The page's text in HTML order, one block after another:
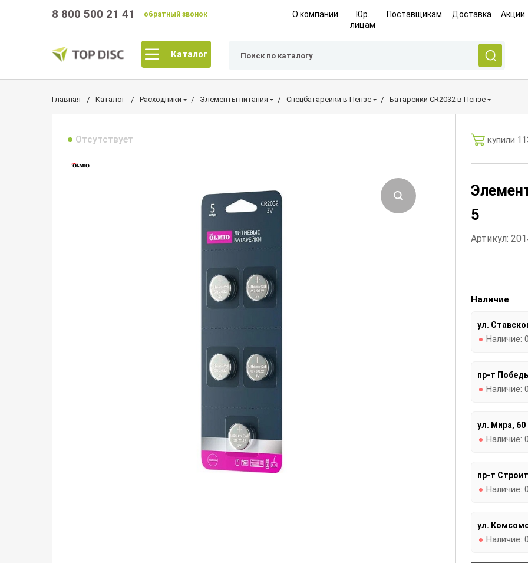
8 800 500 21 41 обратный звонок О компании
Юр.
лицам
Поставщикам Доставка Акции
Каталог
Главная Каталог Расходники Элементы питания Спецбатарейки в Пензе Батарейки CR2032 в Пензе
Отсутствует купили
5
Артикул:
Наличие
ул.
Наличие:
пр-т
Наличие:
ул. Мира,
Наличие:
пр-т
Наличие:
ул.
Наличие: